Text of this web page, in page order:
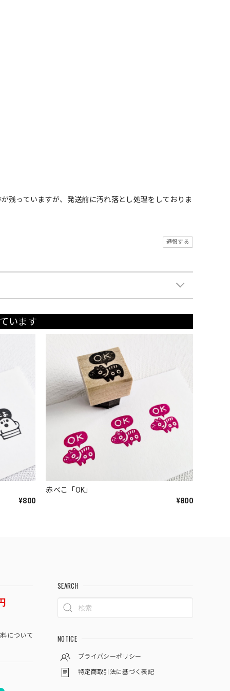
残っていますが、発送前に汚れ落とし処理をしておりま
通報する
います
¥800
赤べこ「OK」
¥800
について
SEARCH
NOTICE
プライバシーポリシー
特定商取引法に基づく表記